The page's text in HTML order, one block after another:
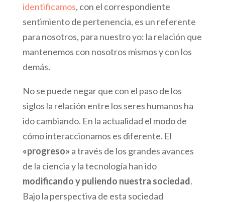
identificamos, con el correspondiente
sentimiento de pertenencia, es un referente
para nosotros, para nuestro yo: la relación que
mantenemos con nosotros mismos y con los
demás.
No se puede negar que con el paso de los
siglos la relación entre los seres humanos ha
ido cambiando. En la actualidad el modo de
cómo interaccionamos es diferente. El
«progreso» a través de los grandes avances
de la ciencia y la tecnología han ido
modificando y puliendo nuestra sociedad.
Bajo la perspectiva de esta sociedad